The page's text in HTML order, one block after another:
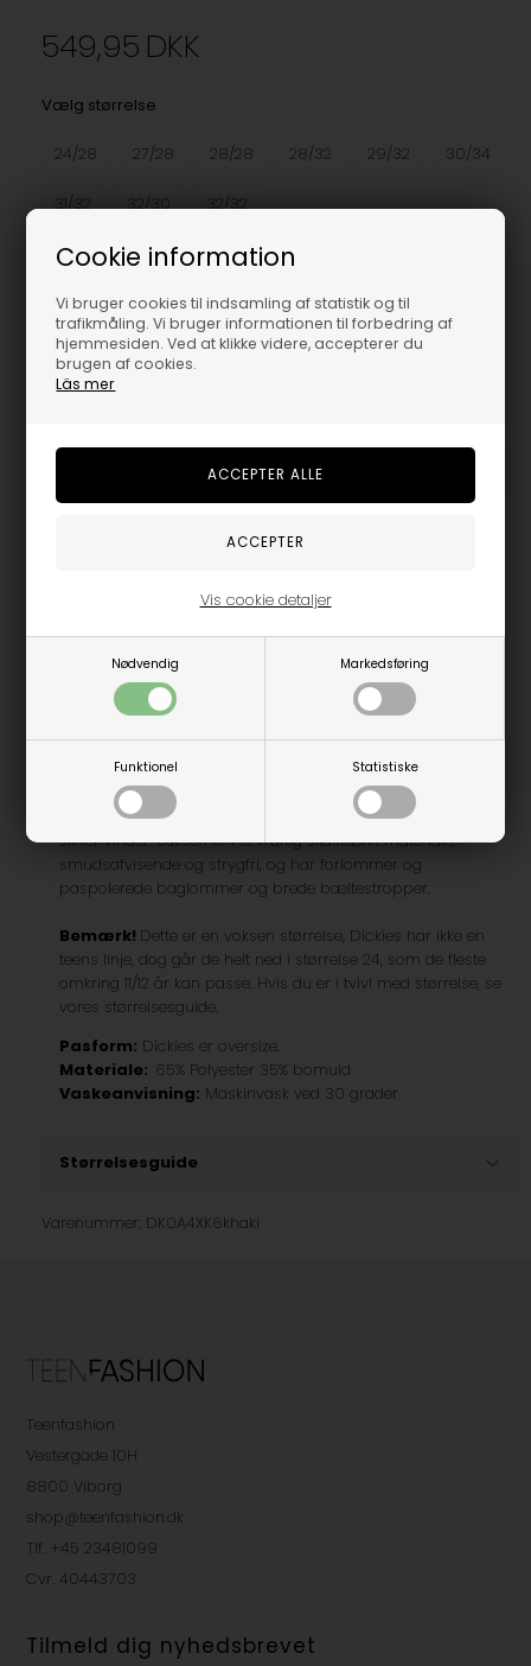
Cookie information
Vi bruger cookies til indsamling af statistik og til
trafikmåling. Vi bruger informationen til forbedring af
hjemmesiden. Ved at klikke videre, accepterer du
brugen af cookies.
Läs mer
Nødvendig Markedsføring
Funktionel Statistiske
Vis cookie detaljer
549,95 DKK
Vælg størrelse
24/28 27/28 28/28 28/32 29/32 30/34
31/32 32/30 32/32
DICKIES 874 WORK PANT
populær blandt skatere, da den giver rummelighed i lårene
livvidden, vil vi anbefale en størrelse W28. Buksen sidder
over hoften i livvidden og har en normal skridt og
benlængde. Materialet kan godt virke lidt ”stift” første gang
man har dem på, men efter et par dages brug og en vask
eller to, er de bløde og behagelige. 874 modellen passer
godt til mange outfits og ser rigtig cool ud med et opsmøg.
Så om du skal bruge dem i skole eller skatebording, er de en
sikker vinder. Buksen er i et kraftig slidstærkt materiale,
smudsafvisende og strygfri, og har forlommer og
paspolerede baglommer og brede bæltestropper.
Bemærk! Dette er en voksen størrelse, Dickies har ikke en
teens linje, dog går de helt ned i størrelse 24, som de fleste
omkring 11/12 år kan passe. Hvis du er i tvivl med størrelse, se
vores størrelsesguide.
Pasform: Dickies er oversize.
Materiale: 65% Polyester 35% bomuld
Vaskeanvisning: Maskinvask ved 30 grader.
Størrelsesguide
Varenummer: DK0A4XK6khaki
Teenfashion
Vestergade 10H
8800 Viborg
shop@teenfashion.dk
Tlf. +45 23481099
Cvr. 40443703
Tilmeld dig nyhedsbrevet